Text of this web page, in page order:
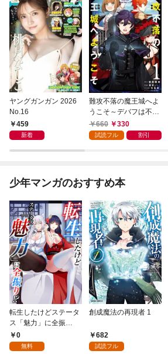
ヤングガンガン 2026
No.16
459
新着
難攻不落の魔王城へよ
うこそ～デバフは不要
と勇者パーティーを追
い出された黒魔導士、
660 330
試読フル 割引
少年マンガのおすすめ本
転生したけどステータ
ス「魅力」に全振
り！？(1)
0
無料
創成魔法の再現者 1
682
試読フル